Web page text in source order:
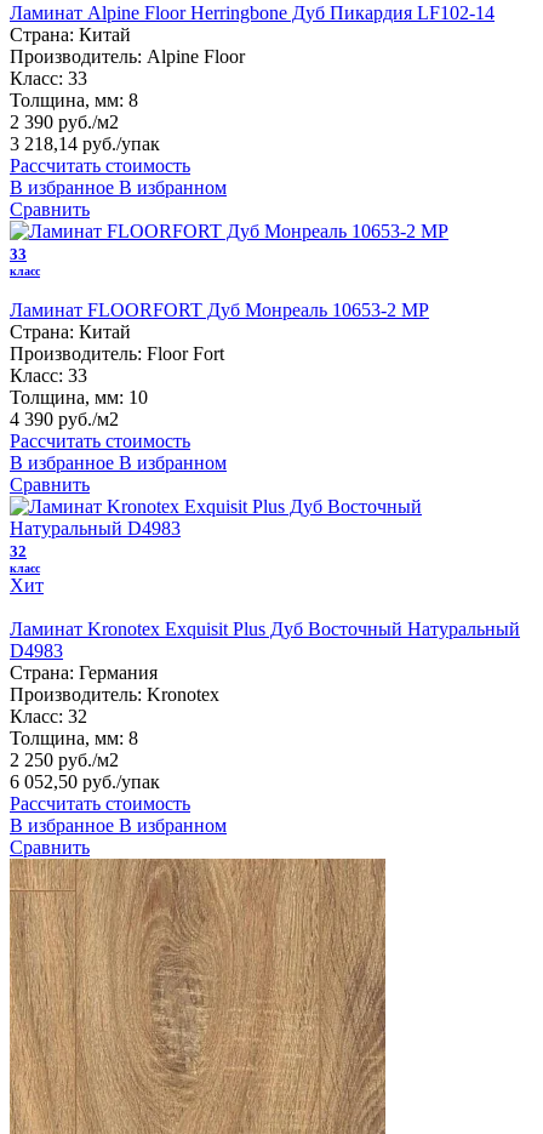
Ламинат Alpine Floor Herringbone Дуб Пикардия LF102-14
Страна: Китай
Производитель: Alpine Floor
Класс: 33
Толщина, мм: 8
2 390 руб./м2
3 218,14 руб./упак
Рассчитать стоимость
В избранное В избранном
Сравнить
33
класс
Ламинат FLOORFORT Дуб Монреаль 10653-2 MP
Страна: Китай
Производитель: Floor Fort
Класс: 33
Толщина, мм: 10
4 390 руб./м2
Рассчитать стоимость
В избранное В избранном
Сравнить
32
класс
Хит
Ламинат Kronotex Exquisit Plus Дуб Восточный Натуральный
D4983
Страна: Германия
Производитель: Kronotex
Класс: 32
Толщина, мм: 8
2 250 руб./м2
6 052,50 руб./упак
Рассчитать стоимость
В избранное В избранном
Сравнить